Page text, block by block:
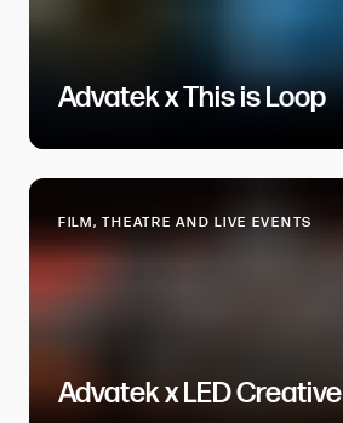
Advatek x This is Loop​​​​‌ ‍ ​‍​‍‌‍ ‌ ​‍‌‍‍‌‌‍‌ ‌‍‍‌‌‍ ‍​‍​‍​ ‍‍​‍​‍‌ ​ ‌‍​‌‌‍ ‍‌‍‍‌‌ ‌​‌ ‍‌​‍ ‍‌‍‍‌‌‍ ​‍​‍​‍ ​​‍​‍‌‍‍​‌ ​‍‌‍‌‌‌‍‌‍​‍​‍​ ‍‍​‍​‍​‍ ‌ ​ ‌ ‌​‌ ‌‌‌‍‌​‌‍‍‌‌‍ ​‍ ‌‍‍‌‌‍ ‍‌ ‌​‌‍‌‌‌‍ ‍‌ ‌​​‍ ‌‍‌‌‌‍‌​‌‍‍‌‌ ‌​​‍ ‌‍ ‌‌‍ ‌‍‌​‌‍‌‌​ ‌‌ ​​‌ ​‍‌‍‌‌‌ ​ ‌‍‌‌‌‍ ‍‌ ‌​‌‍​‌‌ ‌​‌‍‍‌‌‍ ‌‍ ‍​ ‍ ‌‍‍‌‌‍‌​​ ‌​ ​‍​ ‌ ​ ​‍‌‍​‌‌‍​‍​ ​​‌‍​‌‌‍‌‍​‍ ‌‌‍‌‍​ ‍‌‌‍​‌​ ‌​​‍ ‌​ ‌​​ ​​‌‍​‍‌‍‌​​‍ ‌‌‍​‍​ ‍‌‌‍‌‍​ ‌‍​‍ ‌‌‍‌‍‌‍​‍​ ‌‌‌‍‌‍‌‍​ ‌‍‌‍‌‍​ ​ ‍‌‌‍​ ‌‍​ ​ ​‍​ ‍‌​ ‍ ‌ ‌​‌ ‍‌‌ ​​‌‍‌‌​ ‌‌‍​ ‌‍​‌‌ ​ ‌‍‌‌‌‌​ ‌ ‌​‌ ‌‌‌‍‌​‌ ‍‌​ ‍ ‌ ​​‌‍​‌‌ ‌​‌‍‍​​ ‌‌ ‌​‌‍‍‌‌ ‌​‌‍ ​‌‍‌‌​ ‌‍​‍‌‍​‌‌ ​ ‌‍‌‌‌‌‌‌‌ ​‍‌‍ ​​ ‌​‍‌‌​ ​‍‌​‌‍‌ ​ ‌ ‌​‌ ‌‌‌‍‌​‌‍‍‌‌‍ ​‍‌‍‌‍‍‌‌‍‌​​ ‌​ ​‍​ ‌ ​ ​‍‌‍​‌‌‍​‍​ ​​‌‍​‌‌‍‌‍​‍ ‌‌‍‌‍​ ‍‌‌‍​‌​ ‌​​‍ ‌​ ‌​​ ​​‌‍​‍‌‍‌​​‍ ‌‌‍​‍​ ‍‌‌‍‌‍​ ‌‍​‍ ‌‌‍‌‍‌‍​‍​ ‌‌‌‍‌‍‌‍​ ‌‍‌‍‌‍​ ​ ‍‌‌‍​ ‌‍​ ​ ​‍​ ‍‌​‍‌‍‌ ‌​‌ ‍‌‌ ​​‌‍‌‌​ ‌‌‍​ ‌‍​‌‌ ​ ‌‍‌‌‌‌​ ‌ ‌​‌ ‌‌‌‍‌​‌ ‍‌​‍‌‍‌ ​​‌‍​‌‌ ‌​‌‍‍​​ ‌‌ ‌​‌‍‍‌‌ ‌​‌‍ ​‌‍‌‌​‍‌‍‌ ​​‌‍‌‌‌ ​‍‌ ​ ‌ ​​‌‍‌‌‌‍​ ‌ ‌​‌‍‍‌‌ ‌‍‌‍‌‌​ ‌‌ ​​‌ ‌‌‌‍​‍‌‍ ​‌‍‍‌‌ ​ ‌‍‍​‌‍‌‌‌‍‌​​‍​‍‌ ‌
FILM, THEATRE AND LIVE EVENTS​​​​‌ ‍ ​‍​‍‌‍ ‌ ​‍‌‍‍‌‌‍‌ ‌‍‍‌‌‍ ‍​‍​‍​ ‍‍​‍​‍‌ ​ ‌‍​‌‌‍ ‍‌‍‍‌‌ ‌​‌ ‍‌​‍ ‍‌‍‍‌‌‍ ​‍​‍​‍ ​​‍​‍‌‍‍​‌ ​‍‌‍‌‌‌‍‌‍​‍​‍​ ‍‍​‍​‍​‍ ‌ ​ ‌ ‌​‌ ‌‌‌‍‌​‌‍‍‌‌‍ ​‍ ‌‍‍‌‌‍ ‍‌ ‌​‌‍‌‌‌‍ ‍‌ ‌​​‍ ‌‍‌‌‌‍‌​‌‍‍‌‌ ‌​​‍ ‌‍ ‌‌‍ ‌‍‌​‌‍‌‌​ ‌‌ ​​‌ ​‍‌‍‌‌‌ ​ ‌‍‌‌‌‍ ‍‌ ‌​‌‍​‌‌ ‌​‌‍‍‌‌‍ ‌‍ ‍​ ‍ ‌‍‍‌‌‍‌​​ ‌​ ‍​​ ‍​‌‍​‍​ ‌​‌‍‌‍​ ‍‌​ ​ ‌‍‌‍​‍ ‌​ ‌ ‌‍‌‍​ ​​​ ​​​‍ ‌​ ‌​​ ‍​‌‍​ ‌‍​ ​‍ ‌‌‍​‍​ ‌‌​ ​​​ ‌‌​‍ ‌​ ‌​​ ​‍‌‍‌‌​ ​ ​ ​‍​ ​‍​ ‌‍​ ​‍‌‍‌​​ ​​‌‍‌‍​ ‌ ​ ‍ ‌ ‌​‌ ‍‌‌ ​​‌‍‌‌​ ‌‌‍‍‌‌‍ ‍‌‍‌​‌ ‌‌‌ ​ ‌ ‌​‌ ​‍‌ ‍‌​ ‍ ‌ ​​‌‍​‌‌ ‌​‌‍‍​​ ‌‌ ‌​‌‍‍‌‌ ‌​‌‍ ​‌‍‌‌​ ‌‍​‍‌‍​‌‌ ​ ‌‍‌‌‌‌‌‌‌ ​‍‌‍ ​​ ‌​‍‌‌​ ​‍‌​‌‍‌ ​ ‌ ‌​‌ ‌‌‌‍‌​‌‍‍‌‌‍ ​‍‌‍‌‍‍‌‌‍‌​​ ‌​ ‍​​ ‍​‌‍​‍​ ‌​‌‍‌‍​ ‍‌​ ​ ‌‍‌‍​‍ ‌​ ‌ ‌‍‌‍​ ​​​ ​​​‍ ‌​ ‌​​ ‍​‌‍​ ‌‍​ ​‍ ‌‌‍​‍​ ‌‌​ ​​​ ‌‌​‍ ‌​ ‌​​ ​‍‌‍‌‌​ ​ ​ ​‍​ ​‍​ ‌‍​ ​‍‌‍‌​​ ​​‌‍‌‍​ ‌ ​‍‌‍‌ ‌​‌ ‍‌‌ ​​‌‍‌‌​ ‌‌‍‍‌‌‍ ‍‌‍‌​‌ ‌‌‌ ​ ‌ ‌​‌ ​‍‌ ‍‌​‍‌‍‌ ​​‌‍​‌‌ ‌​‌‍‍​​ ‌‌ ‌​‌‍‍‌‌ ‌​‌‍ ​‌‍‌‌​‍‌‍‌ ​​‌‍‌‌‌ ​‍‌ ​ ‌ ​​‌‍‌‌‌‍​ ‌ ‌​‌‍‍‌‌ ‌‍‌‍‌‌​ ‌‌ ​​‌ ‌‌‌‍​‍‌‍ ​‌‍‍‌‌ ​ ‌‍‍​‌‍‌‌‌‍‌​​‍​‍‌ ‌
Advatek x LED Creative​​​​‌ ‍ ​‍​‍‌‍ ‌ ​‍‌‍‍‌‌‍‌ ‌‍‍‌‌‍ ‍​‍​‍​ ‍‍​‍​‍‌ ​ ‌‍​‌‌‍ ‍‌‍‍‌‌ ‌​‌ ‍‌​‍ ‍‌‍‍‌‌‍ ​‍​‍​‍ ​​‍​‍‌‍‍​‌ ​‍‌‍‌‌‌‍‌‍​‍​‍​ ‍‍​‍​‍​‍ ‌ ​ ‌ ‌​‌ ‌‌‌‍‌​‌‍‍‌‌‍ ​‍ ‌‍‍‌‌‍ ‍‌ ‌​‌‍‌‌‌‍ ‍‌ ‌​​‍ ‌‍‌‌‌‍‌​‌‍‍‌‌ ‌​​‍ ‌‍ ‌‌‍ ‌‍‌​‌‍‌‌​ ‌‌ ​​‌ ​‍‌‍‌‌‌ ​ ‌‍‌‌‌‍ ‍‌ ‌​‌‍​‌‌ ‌​‌‍‍‌‌‍ ‌‍ ‍​ ‍ ‌‍‍‌‌‍‌​​ ‌​ ‌ ​ ​‍​ ​ ‌‍​‍‌‍​ ​ ‌ ​ ‌‍‌‍‌‍​‍ ‌‌‍‌​​ ‍‌​ ‌​​ ‍‌​‍ ‌​ ‌​​ ‍‌​ ‍‌​ ‌ ​‍ ‌‌‍​‍‌‍‌‌‌‍‌​​ ‍‌​‍ ‌‌‍​‍‌‍‌‍‌‍‌​​ ‌‌​ ​‍​ ​‍​ ‌ ‌‍​‌‌‍​ ​ ‍​​ ‍​​ ​‍​ ‍ ‌ ‌​‌ ‍‌‌ ​​‌‍‌‌​ ‌‌‍​ ‌‍​‌‌ ​ ‌‍‌‌‌‌​ ‌ ‌​‌ ‌‌‌‍‌​‌ ‍‌​ ‍ ‌ ​​‌‍​‌‌ ‌​‌‍‍​​ ‌‌ ‌​‌‍‍‌‌ ‌​‌‍ ​‌‍‌‌​ ‌‍​‍‌‍​‌‌ ​ ‌‍‌‌‌‌‌‌‌ ​‍‌‍ ​​ ‌​‍‌‌​ ​‍‌​‌‍‌ ​ ‌ ‌​‌ ‌‌‌‍‌​‌‍‍‌‌‍ ​‍‌‍‌‍‍‌‌‍‌​​ ‌​ ‌ ​ ​‍​ ​ ‌‍​‍‌‍​ ​ ‌ ​ ‌‍‌‍‌‍​‍ ‌‌‍‌​​ ‍‌​ ‌​​ ‍‌​‍ ‌​ ‌​​ ‍‌​ ‍‌​ ‌ ​‍ ‌‌‍​‍‌‍‌‌‌‍‌​​ ‍‌​‍ ‌‌‍​‍‌‍‌‍‌‍‌​​ ‌‌​ ​‍​ ​‍​ ‌ ‌‍​‌‌‍​ ​ ‍​​ ‍​​ ​‍​‍‌‍‌ ‌​‌ ‍‌‌ ​​‌‍‌‌​ ‌‌‍​ ‌‍​‌‌ ​ ‌‍‌‌‌‌​ ‌ ‌​‌ ‌‌‌‍‌​‌ ‍‌​‍‌‍‌ ​​‌‍​‌‌ ‌​‌‍‍​​ ‌‌ ‌​‌‍‍‌‌ ‌​‌‍ ​‌‍‌‌​‍‌‍‌ ​​‌‍‌‌‌ ​‍‌ ​ ‌ ​​‌‍‌‌‌‍​ ‌ ‌​‌‍‍‌‌ ‌‍‌‍‌‌​ ‌‌ ​​‌ ‌‌‌‍​‍‌‍ ​‌‍‍‌‌ ​ ‌‍‍​‌‍‌‌‌‍‌​​‍​‍‌ ‌